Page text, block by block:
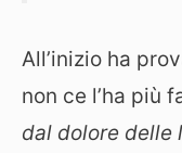
All’inizio ha
non ce l’ha più
dal dolore delle